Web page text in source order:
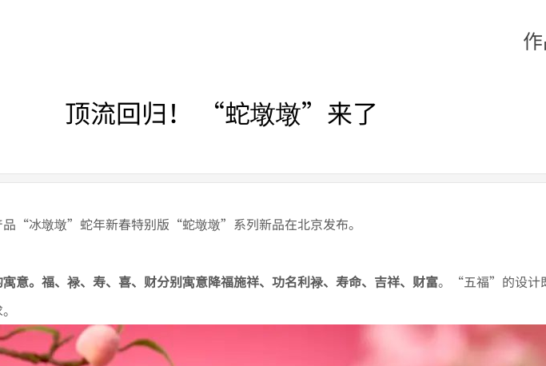
顶流回归！ “蛇墩墩”来了
“冰墩墩”蛇年新春特别版“蛇墩墩”系列新品在北京发布。
意。福、禄、寿、喜、财分别寓意降福施祥、功名利禄、寿命、吉祥、财富。“五福”的设计